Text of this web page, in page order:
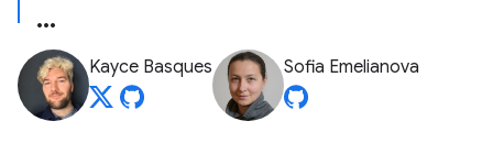
Kayce Basques Sofia Emelianova